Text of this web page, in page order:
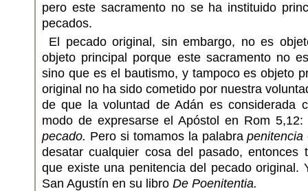
pero este sacramento no se ha instituido
pecados.
El pecado original, sin embargo, no es
objeto principal porque este sacramento no
sino que es el bautismo, y tampoco es objeto
original no ha sido cometido por nuestra
de que la voluntad de Adán es considerada
modo de expresarse el Apóstol en Rom 5,12:
pecado. Pero si tomamos la palabrapenitencia
desatar cualquier cosa del pasado, entonces
que existe una penitencia del pecado original.
San Agustín en su libro De Poenitentia.